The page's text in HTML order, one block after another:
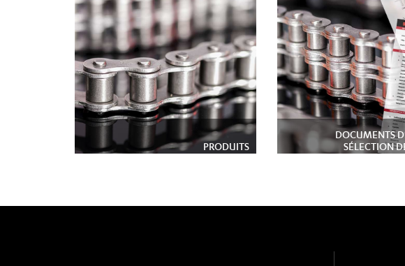
PRODUITS
DOCUMENTS
SÉLECTION